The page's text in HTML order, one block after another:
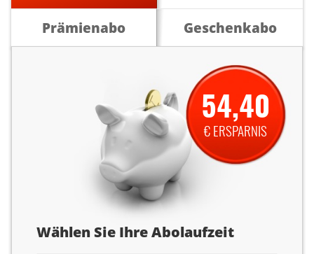
Prämienabo
Geschenkabo
Abolaufzeit
Wählen Sie Ihre Abolaufzeit
54,40
€ ERSPARNIS